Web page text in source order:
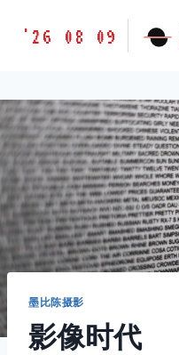
胶
味
道
LETSFILM
'26 08 09
墨比陈摄影
影像时代